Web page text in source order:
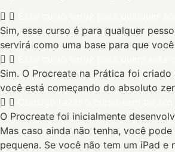
Sim, esse curso é para qualquer
servirá como uma base para que
Sim. O Procreate na Prática foi
você está começando do absoluto
O Procreate foi inicialmente
Mas caso ainda não tenha, você
pequena. Se você não tem um iPad